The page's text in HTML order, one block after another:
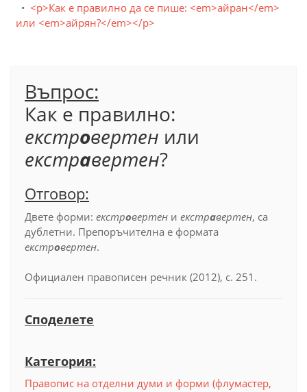
<p>Как е правилно да се пише: <em>айран</em>
или <em>айрян?</em></p>
Въпрос:
Как е правилно:
екстровертен или
екстравертен?
Отговор:
Двете форми: екстровертен и екстравертен, са
дублетни. Препоръчителна е формата
екстровертен.
Официален правописен речник (2012), с. 251.
Споделете
Категория:
Правопис на отделни думи и форми (флумастер,